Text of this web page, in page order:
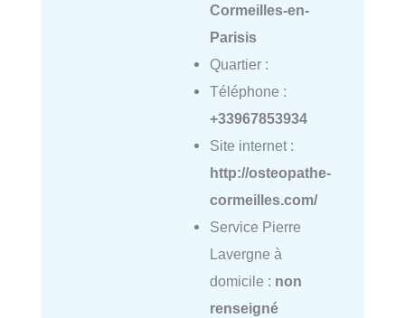
Cormeilles-en-
Parisis
Quartier :
Téléphone :
+33967853934
Site internet :
http://osteopathe-
cormeilles.com/
Service Pierre
Lavergne à
domicile : non
renseigné